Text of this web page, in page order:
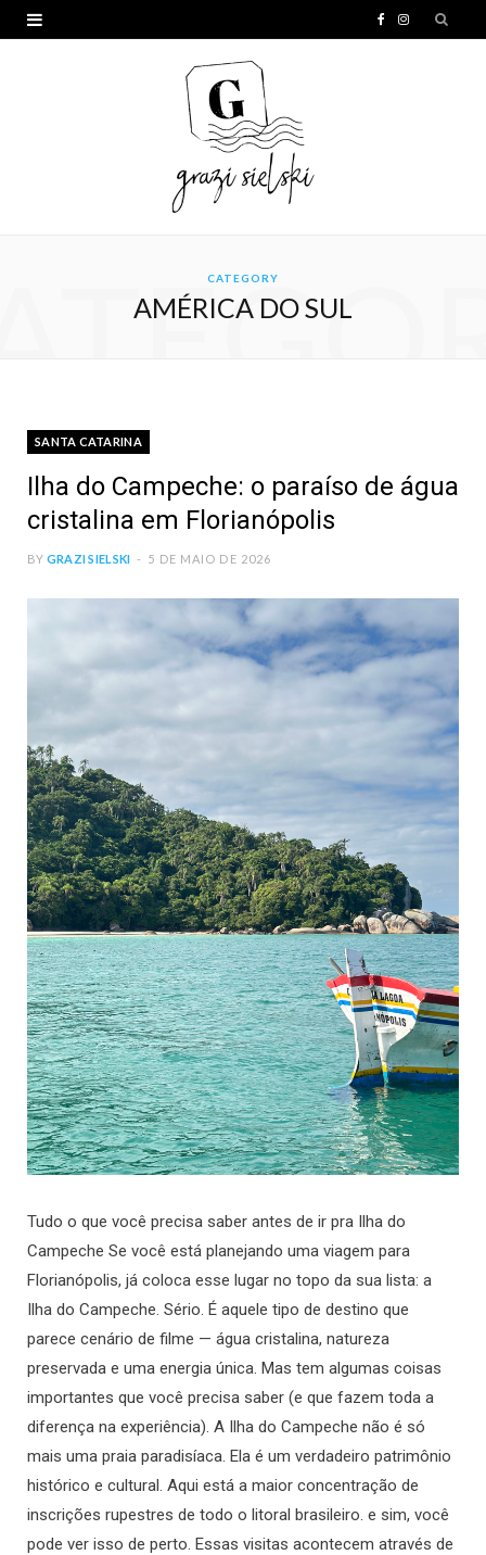
I
CATEGORY
AMÉRICA DO SUL
SANTA CATARINA
Ilha do Campeche: o paraíso de água
cristalina em Florianópolis
BY GRAZI SIELSKI 5 DE MAIO DE 2026
Tudo o que você precisa saber antes de ir pra Ilha do
Campeche Se você está planejando uma viagem para
Florianópolis, já coloca esse lugar no topo da sua lista: a
Ilha do Campeche. Sério. É aquele tipo de destino que
parece cenário de filme — água cristalina, natureza
preservada e uma energia única. Mas tem algumas coisas
importantes que você precisa saber (e que fazem toda a
diferença na experiência). A Ilha do Campeche não é só
mais uma praia paradisíaca. Ela é um verdadeiro patrimônio
histórico e cultural. Aqui está a maior concentração de
inscrições rupestres de todo o litoral brasileiro. e sim, você
pode ver isso de perto. Essas visitas acontecem através de